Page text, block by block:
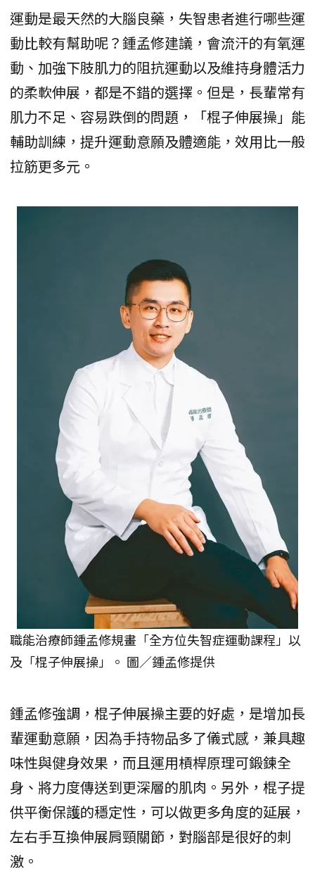
運動是最天然的大腦良藥，失智患者進行哪些運
動比較有幫助呢？鍾孟修建議，會流汗的有氧運
動、加強下肢肌力的阻抗運動以及維持身體活力
的柔軟伸展，都是不錯的選擇。但是，長輩常有
肌力不足、容易跌倒的問題，「棍子伸展操」能
輔助訓練，提升運動意願及體適能，效用比一般
拉筋更多元。
職能治療師鍾孟修規畫「全方位失智症運動課程」以
及「棍子伸展操」。 圖／鍾孟修提供
鍾孟修強調，棍子伸展操主要的好處，是增加長
輩運動意願，因為手持物品多了儀式感，兼具趣
味性與健身效果，而且運用槓桿原理可鍛鍊全
身、將力度傳送到更深層的肌肉。另外，棍子提
供平衡保護的穩定性，可以做更多角度的延展，
左右手互換伸展肩頸關節，對腦部是很好的刺
激。